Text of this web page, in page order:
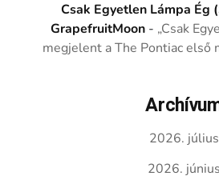
Csak Egyetlen Lámpa Ég
GrapefruitMoon - „Csak
megjelent a The Pontiac első
2026. július
2026. június